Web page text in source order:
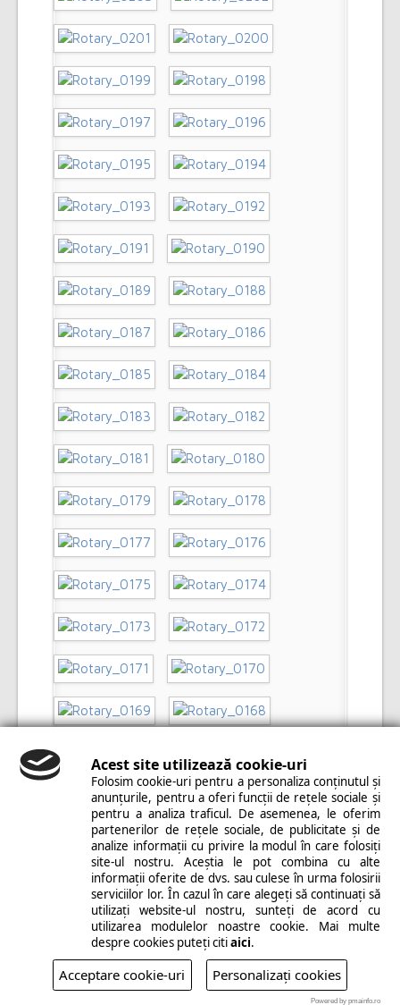
Acest site utilizează cookie-uri
Folosim cookie-uri pentru a personaliza conținutul și
anunțurile, pentru a oferi funcții de rețele sociale și
pentru a analiza traficul. De asemenea, le oferim
partenerilor de rețele sociale, de publicitate și de
analize informații cu privire la modul în care folosiți
site-ul nostru. Aceștia le pot combina cu alte
informații oferite de dvs. sau culese în urma folosirii
serviciilor lor. În cazul în care alegeți să continuați să
utilizați website-ul nostru, sunteți de acord cu
utilizarea modulelor noastre cookie. Mai multe
despre cookies puteți citiaici.
Acceptare cookie-uri Personalizați cookies
Powered by pmainfo.ro